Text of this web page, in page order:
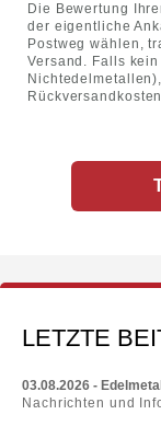
Die Bewertung
der eigentliche
Postweg wählen,
Versand. Falls
LETZTE
03.08.2026 -
Nachrichten und